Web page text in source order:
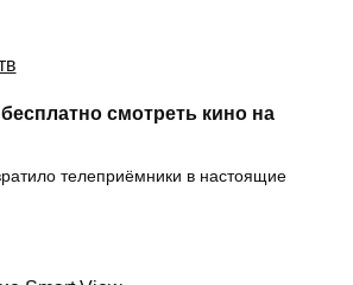
смотреть кино на
телеприёмники в настоящие